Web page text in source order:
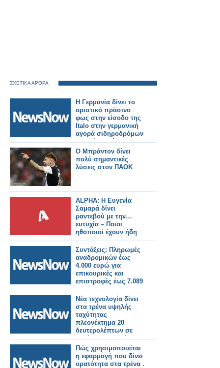
ΣΧΕΤΙΚΑ ΑΡΘΡΑ
Η Γερμανία δίνει το
οριστικό πράσινο
φως στην είσοδο της
Italo στην γερμανική
αγορά σιδηροδρόμων
υψηλής ταχύτητας.
Ο Μπράντον δίνει
πολύ σημαντικές
λύσεις στον ΠΑΟΚ
ALPHA: Η Ευγενία
Σαμαρά δίνει
ραντεβού με την…
ευτυχία – Ποιοι
ηθοποιοί έχουν ήδη
συμφωνήσει για τη
νέα σειρά
Συντάξεις: Πληρωμές
αναδρομικών έως
4.000 ευρώ για
επικουρικές και
επιστροφές έως 7.089
ευρώ για χηρείας - Οι
δικαιούχοι ανά
κατηγορία.
Νέα τεχνολογία δίνει
στα τρένα υψηλής
ταχύτητας
πλεονέκτημα 20
δευτερολέπτων σε
περίπτωση μεγάλου
σεισμού
Πώς χρησιμοποιείται
η εφαρμογή που δίνει
ορατότητα στα τρένα .